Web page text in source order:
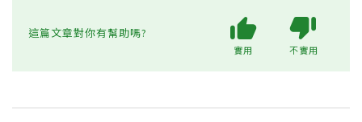
這篇文章對你有幫助嗎?
實用 不實用